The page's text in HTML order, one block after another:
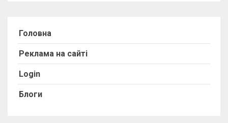
Головна
Реклама на сайті
Login
Блоги